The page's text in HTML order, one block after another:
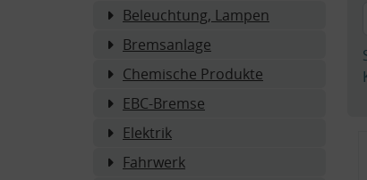
Beleuchtung, Lampen
Bremsanlage
Chemische Produkte
EBC-Bremse
Elektrik
Fahrwerk